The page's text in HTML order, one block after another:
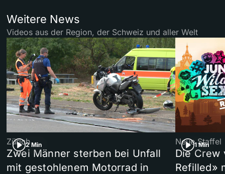
Weitere News
Videos aus der Region, der Schweiz und aller Welt
2 Min
Zürich
Zwei Männer sterben bei Unfall
mit gestohlenem Motorrad in
1 Min
Neue Staffel
Die Crew
Refilled»